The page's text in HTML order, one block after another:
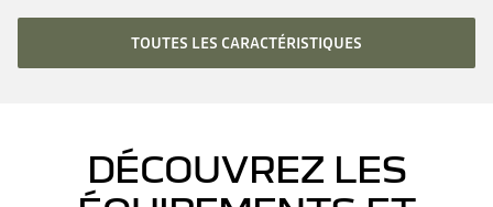
TOUTES LES CARACTÉRISTIQUES
DÉCOUVREZ LES